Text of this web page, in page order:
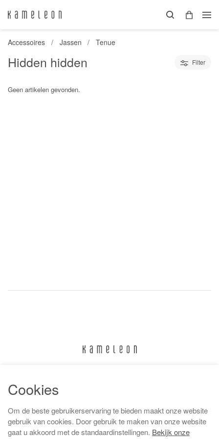
Accessoires Jassen Tenue
Hidden hidden Filter
Geen artikelen gevonden.
Algemene voorwaarden
Cookies
Om de beste gebruikerservaring te bieden maakt onze website
gebruik van cookies. Door gebruik te maken van onze website
gaat u akkoord met de standaardinstellingen. Bekijk onze